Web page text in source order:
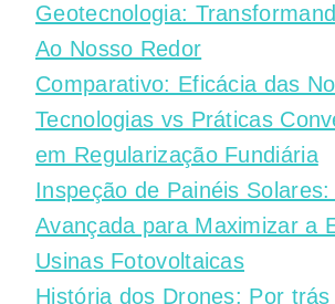
Geotecnologia:
Ao Nosso Redor
Comparativo: Eficácia das
Tecnologias vs Práticas
em Regularização Fundiária
Inspeção de Painéis Solares:
Avançada para Maximizar a
Usinas Fotovoltaicas
História dos Drones: Por